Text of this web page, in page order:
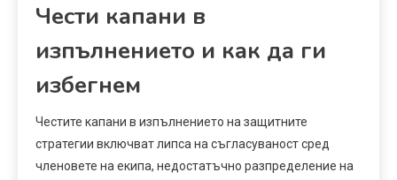
Чести капани в
изпълнението и как да ги
избегнем
Честите капани в изпълнението на защитните
стратегии включват липса на съгласуваност сред
членовете на екипа, недостатъчно разпределение на